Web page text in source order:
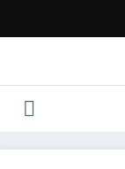
контенту